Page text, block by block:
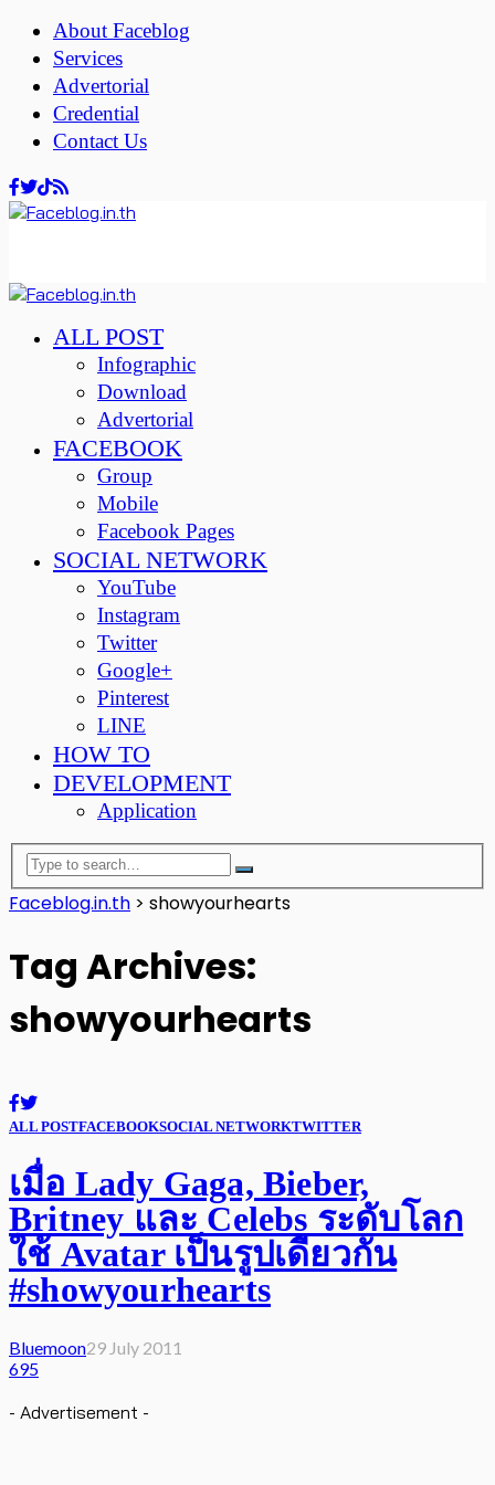
About Faceblog
Services
Advertorial
Credential
Contact Us
ALL POST
Infographic
Download
Advertorial
FACEBOOK
Group
Mobile
Facebook Pages
SOCIAL NETWORK
YouTube
Instagram
Twitter
Google+
Pinterest
LINE
HOW TO
DEVELOPMENT
Application
Faceblog.in.th > showyourhearts
Tag Archives:
showyourhearts
ALL POSTFACEBOOKSOCIAL NETWORKTWITTER
เมื่อ Lady Gaga, Bieber,
Britney และ Celebs ระดับโลก
ใช้ Avatar เป็นรูปเดียวกัน
#showyourhearts
Bluemoon29 July 2011
695
- Advertisement -